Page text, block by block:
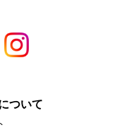
ついて